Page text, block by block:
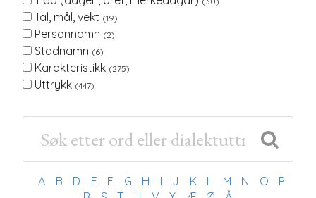
Tal, mål, vekt (19)
Personnamn (2)
Stadnamn (6)
Karakteristikk (275)
Uttrykk (447)
A B D E F G H I J K L M N O
P